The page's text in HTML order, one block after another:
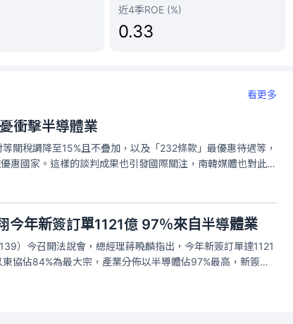
近4季ROE (%)
0.33
看更多
衝擊半導體業
關稅調降至15%且不疊加，以及「232條款」最優惠待遇等，
惠國家。這樣的談判成果也引發國際關注，南韓媒體也對此進
爭關係，擔心韓國半導體展業會受到影響，多家韓媒也關
今年新簽訂單1121億 97％來自半導體業
）今召開法說會，總經理蔣曉麟指出，今年新簽訂單達1121
協佔84%為最大宗，產業分佈以半導體佔97%最高，新簽訂
捷運、機場）接案較少。在建工程合約金額累計達1753億